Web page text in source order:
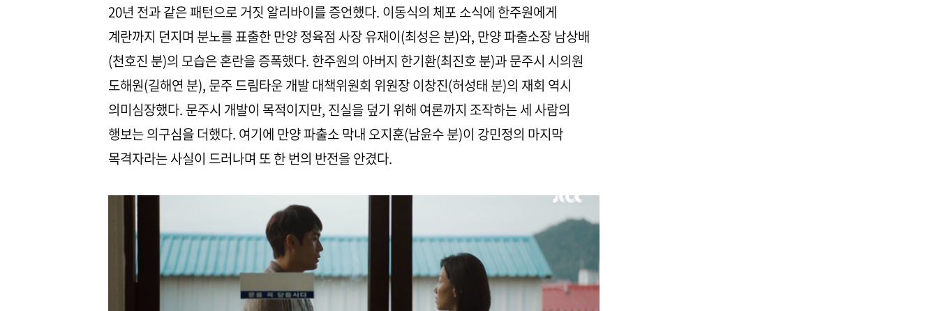
20년 전과 같은 패턴으로 거짓 알리바이를 증언했다. 이동식의 체포 소식에 한주원에게
계란까지 던지며 분노를 표출한 만양 정육점 사장 유재이(최성은 분)와, 만양 파출소장 남상배
(천호진 분)의 모습은 혼란을 증폭했다. 한주원의 아버지 한기환(최진호 분)과 문주시 시의원
도해원(길해연 분), 문주 드림타운 개발 대책위원회 위원장 이창진(허성태 분)의 재회 역시
의미심장했다. 문주시 개발이 목적이지만, 진실을 덮기 위해 여론까지 조작하는 세 사람의
행보는 의구심을 더했다. 여기에 만양 파출소 막내 오지훈(남윤수 분)이 강민정의 마지막
목격자라는 사실이 드러나며 또 한 번의 반전을 안겼다.